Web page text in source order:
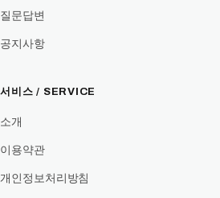
질문답변
공지사항
서비스 / SERVICE
소개
이용약관
개인정보처리방침